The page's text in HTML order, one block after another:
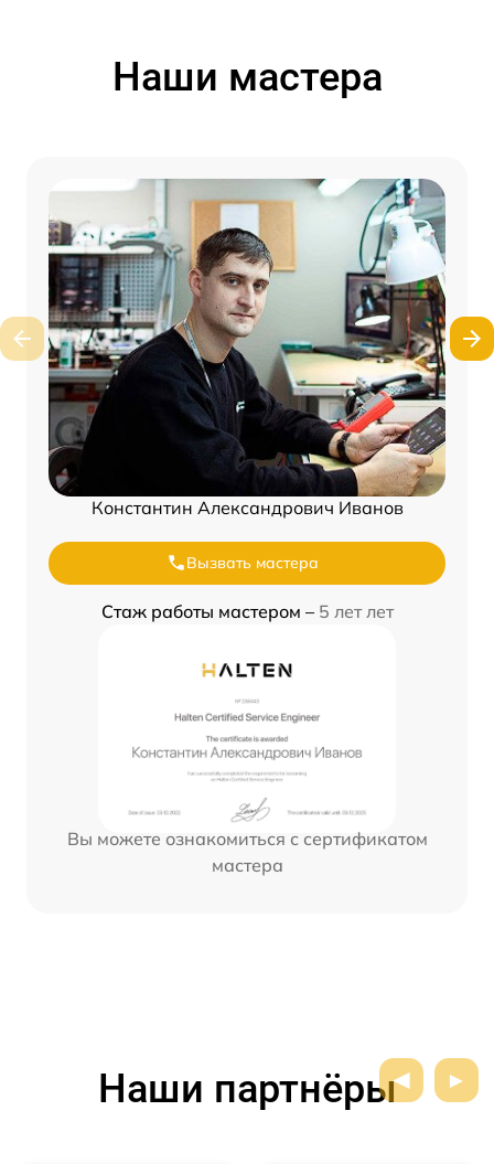
Наши мастера
Константин Александрович Иванов
Вызвать мастера
Стаж работы мастером – 5 лет лет
Вы можете ознакомиться с сертификатом
мастера
Наши партнёры